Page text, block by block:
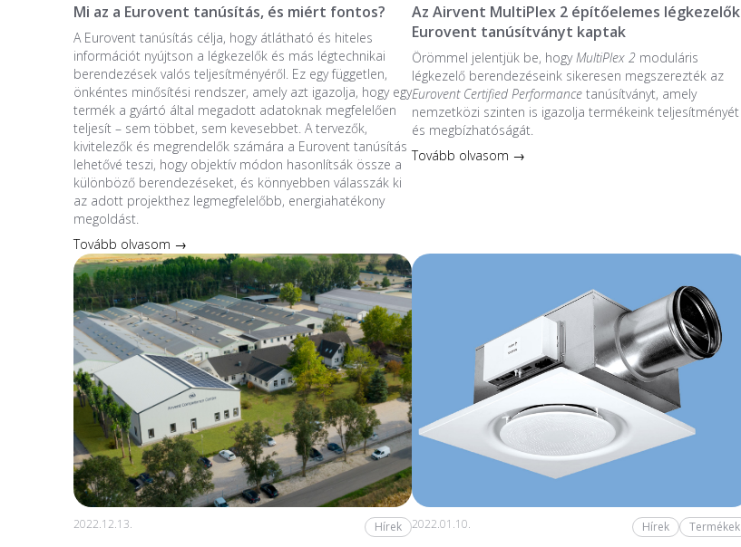
Mi az a Eurovent tanúsítás, és miért fontos?
A Eurovent tanúsítás célja, hogy átlátható és hiteles
információt nyújtson a légkezelők és más légtechnikai
berendezések valós teljesítményéről. Ez egy független,
önkéntes minősítési rendszer, amely azt igazolja, hogy egy
termék a gyártó által megadott adatoknak megfelelően
teljesít – sem többet, sem kevesebbet. A tervezők,
kivitelezők és megrendelők számára a Eurovent tanúsítás
lehetővé teszi, hogy objektív módon hasonlítsák össze a
különböző berendezéseket, és könnyebben válasszák ki
az adott projekthez legmegfelelőbb, energiahatékony
megoldást.
Tovább olvasom →
Az Airvent MultiPlex 2 építőelemes légkezelők
Eurovent tanúsítványt kaptak
Örömmel jelentjük be, hogyMultiPlex 2moduláris
légkezelő berendezéseink sikeresen megszerezték az
Eurovent Certified Performancetanúsítványt, amely
nemzetközi szinten is igazolja termékeink teljesítményét
és megbízhatóságát.
Tovább olvasom →
2022.12.13. Hírek 2022.01.10. Hírek Termékek